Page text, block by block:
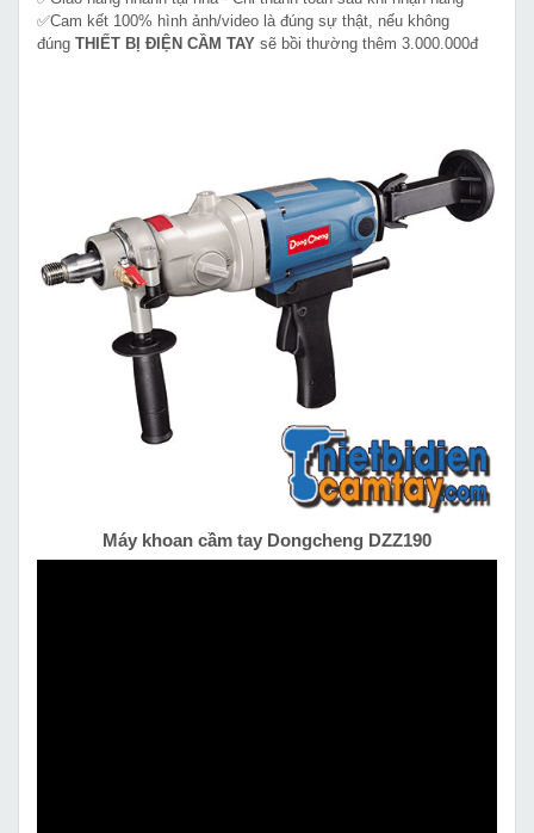
✅Cam kết 100% hình ảnh/video là đúng sự thật, nếu không
đúng THIẾT BỊ ĐIỆN CẦM TAY sẽ bồi thường thêm 3.000.000đ
Máy khoan cầm tay Dongcheng DZZ190